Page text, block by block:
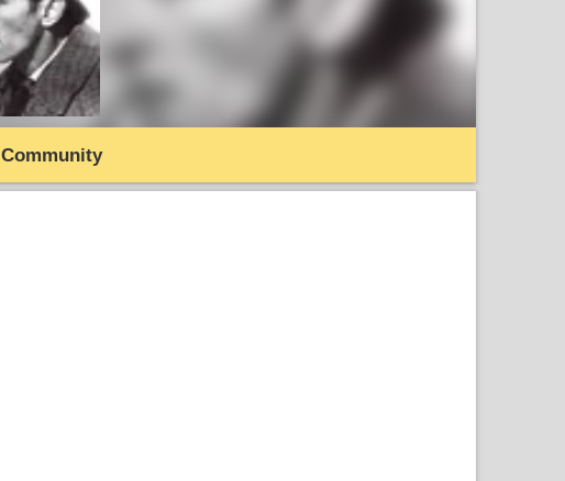
Community